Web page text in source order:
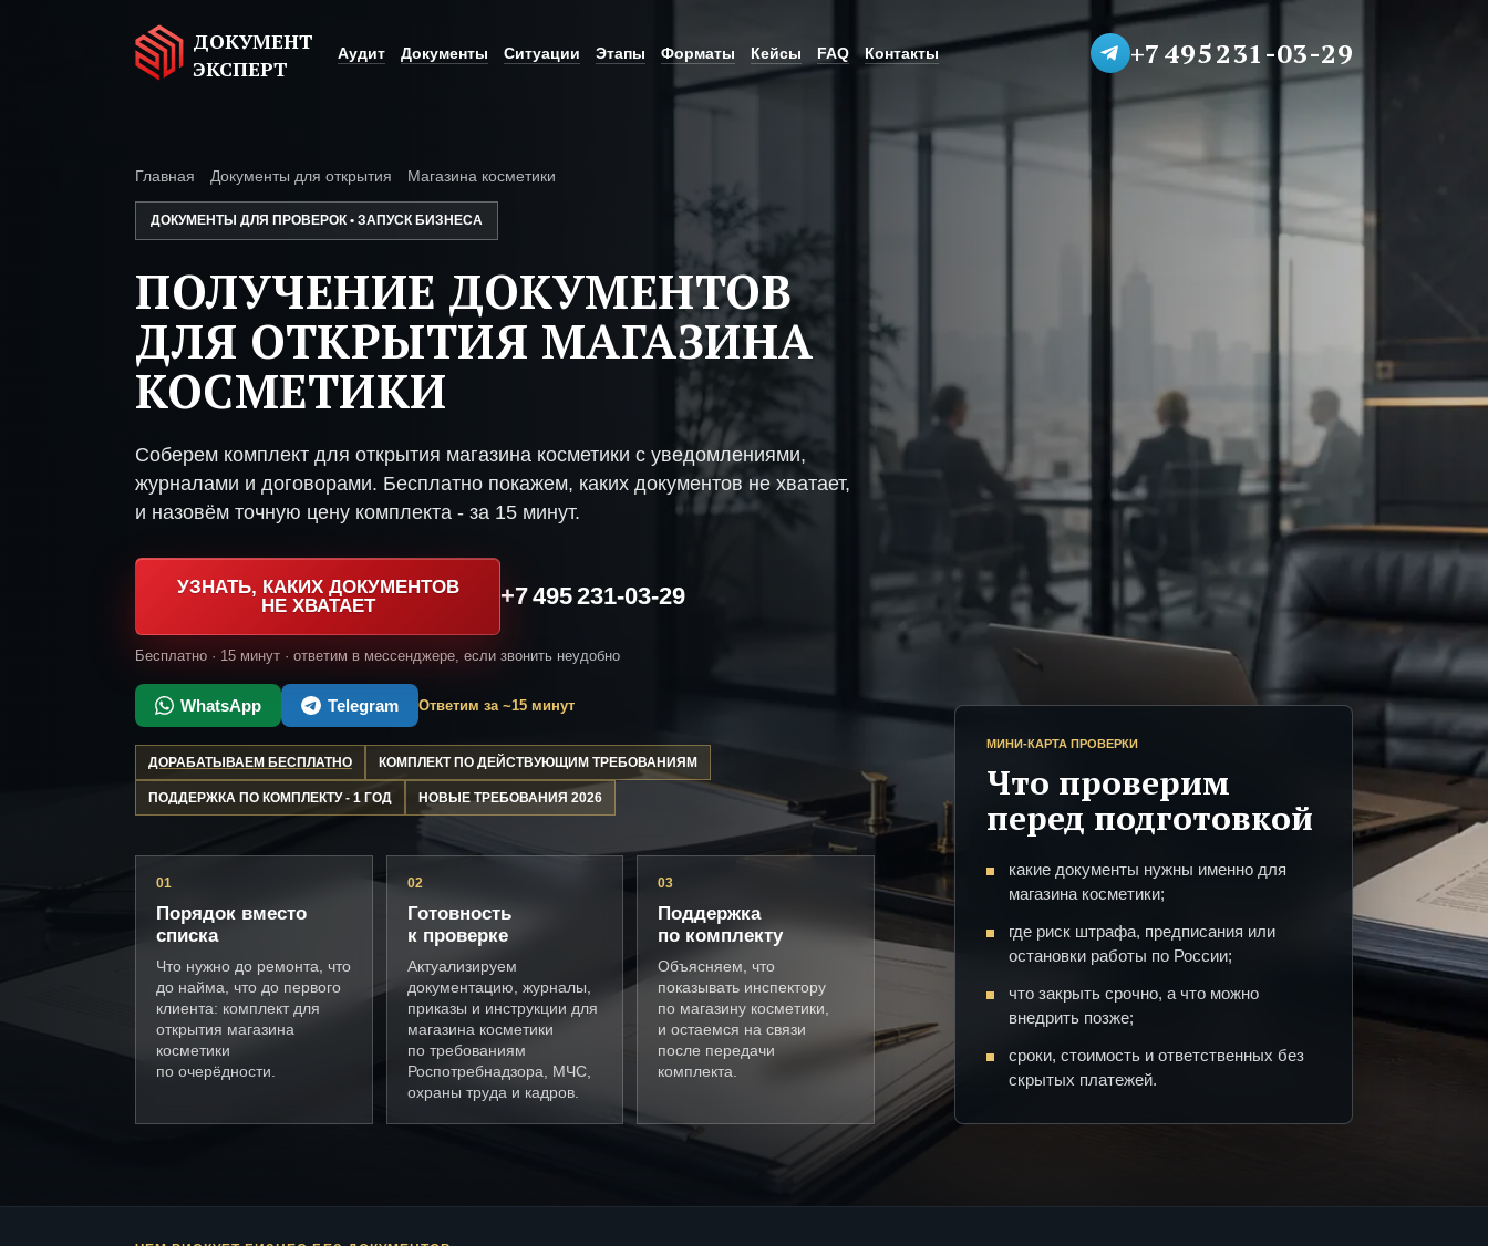
ДОКУМЕНТ
ЭКСПЕРТ
Аудит Документы Ситуации Этапы Форматы Кейсы FAQ Контакты +7 495 231-03-29
Главная Документы для открытия Магазина косметики
ДОКУМЕНТЫ ДЛЯ ПРОВЕРОК • ЗАПУСК БИЗНЕСА
ПОЛУЧЕНИЕ ДОКУМЕНТОВ
ДЛЯ ОТКРЫТИЯ МАГАЗИНА
КОСМЕТИКИ
Соберем комплект для открытия магазина косметики с уведомлениями,
журналами и договорами. Бесплатно покажем, каких документов не хватает,
и назовём точную цену комплекта - за 15 минут.
УЗНАТЬ, КАКИХ ДОКУМЕНТОВ
НЕ ХВАТАЕТ
+7 495 231-03-29
Бесплатно · 15 минут · ответим в мессенджере, если звонить неудобно
WhatsApp Telegram Ответим за ~15 минут
ДОРАБАТЫВАЕМ БЕСПЛАТНО КОМПЛЕКТ ПО ДЕЙСТВУЮЩИМ ТРЕБОВАНИЯМ
ПОДДЕРЖКА ПО КОМПЛЕКТУ - 1 ГОД НОВЫЕ ТРЕБОВАНИЯ 2026
01
Порядок вместо
списка
Что нужно до ремонта, что
до найма, что до первого
клиента: комплект для
открытия магазина
косметики
по очерёдности.
02
Готовность
к проверке
Актуализируем
документацию, журналы,
приказы и инструкции для
магазина косметики
по требованиям
Роспотребнадзора, МЧС,
охраны труда и кадров.
03
Поддержка
по комплекту
Объясняем, что
показывать инспектору
по магазину косметики,
и остаемся на связи
после передачи
комплекта.
МИНИ-КАРТА ПРОВЕРКИ
Что проверим
перед подготовкой
какие документы нужны именно для
магазина косметики;
где риск штрафа, предписания или
остановки работы по России;
что закрыть срочно, а что можно
внедрить позже;
сроки, стоимость и ответственных без
скрытых платежей.